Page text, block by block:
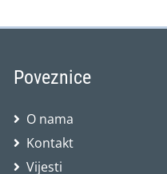
Poveznice
O nama
Kontakt
Vijesti